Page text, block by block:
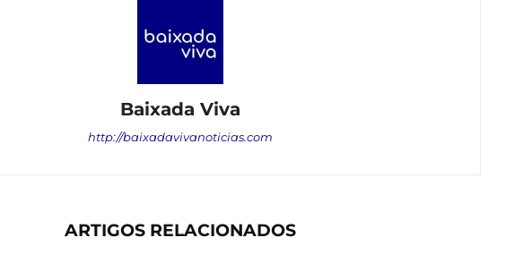
Baixada Viva
http://baixadavivanoticias.com
ARTIGOS RELACIONADOS